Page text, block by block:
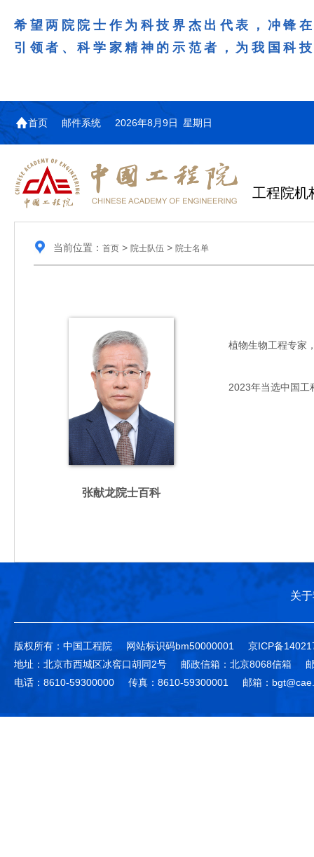
希望两院院士作为科技界杰出代表，冲锋
引领者、科学家精神的示范者，为我国科
首页 邮件系统 2026年8月9日 星期日
工程院机
当前位置： 首页> 院士队伍 > 院士名单
张献龙院士百科
植物生物工程专家，
2023年当选中国工
关
版权所有：中国工程院 网站标识码bm50000001
京ICP备
地址：北京市西城区冰窖口胡同2号
邮政信箱：北京8068信箱
电话：8610-59300000
传真：8610-59300001 邮箱：